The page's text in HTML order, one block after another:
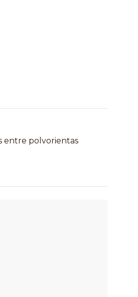
entre polvorientas